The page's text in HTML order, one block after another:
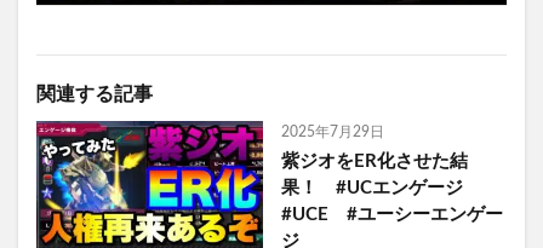
関連する記事
2025年7月29日
紫ジオをER化させた結
果！ #UCエンゲージ
#UCE #ユーシーエンゲー
ジ